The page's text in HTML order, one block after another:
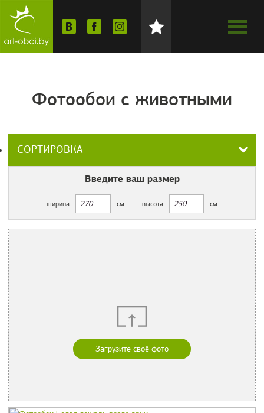
Фотообои с животными
СОРТИРОВКА
Введите ваш размер
ширина см высота см
Загрузите своё фото